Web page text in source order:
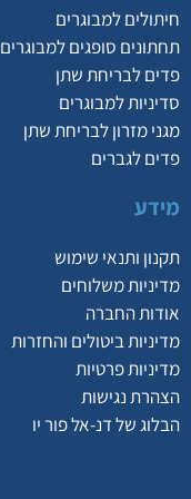
חיתולים למבוגרים
תחתונים סופגים למבוגרים
פדים לבריחת שתן
סדיניות למבוגרים
מגני מזרון לבריחת שתן
פדים לגברים
מידע
תקנון ותנאי שימוש
מדיניות משלוחים
אודות החברה
מדיניות ביטולים והחזרות
מדיניות פרטיות
הצהרת נגישות
הבלוג של דנ-אל פור יו